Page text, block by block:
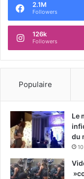
2.1M
Followers
126k
Followers
Populaire
Le
du